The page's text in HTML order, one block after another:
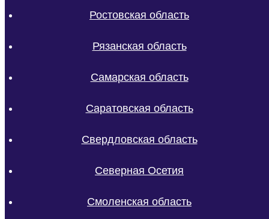
Ростовская область
Рязанская область
Самарская область
Саратовская область
Свердловская область
Северная Осетия
Смоленская область